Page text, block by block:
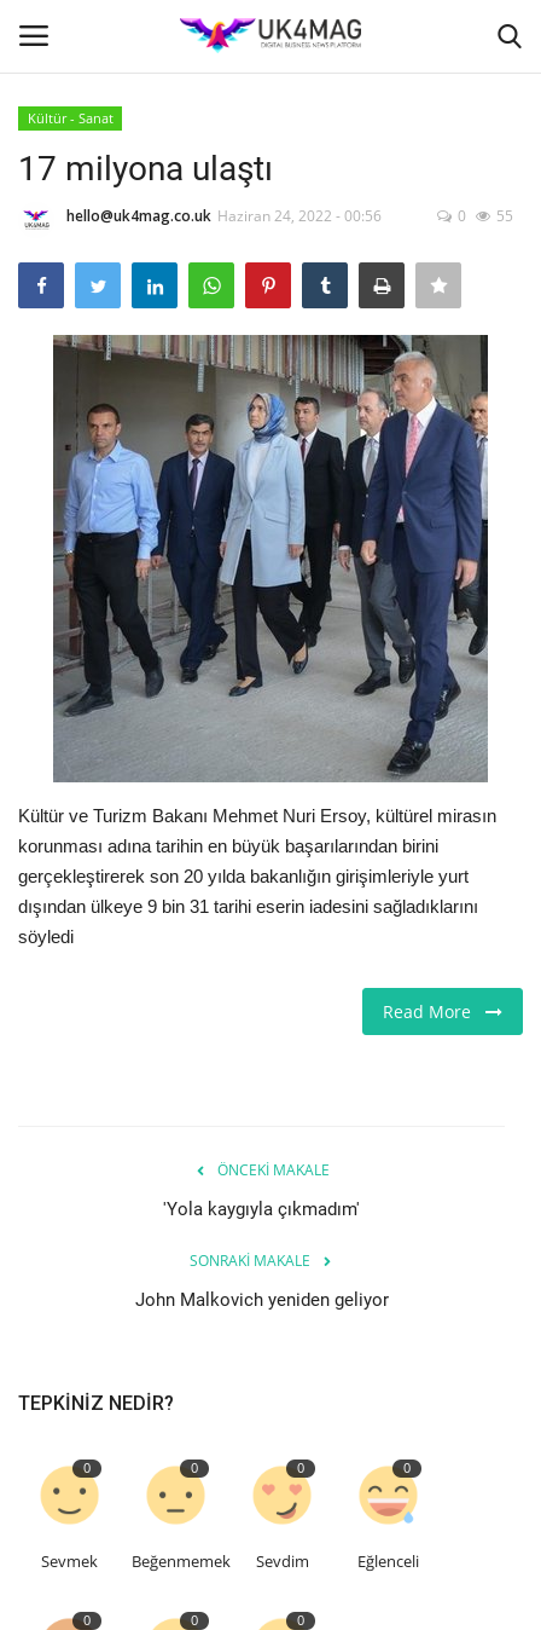
Ana Sayfa
TVNET
TOPLUM
İş Platformu
Londra
İş İlanları
Seri İlanlar
İngiltere
Videolar
Pazaryeri
Kültür - Sanat
İletişim
English Turkish
Kültür - Sanat
17 milyona ulaştı
hello@uk4mag.co.uk Haziran 24, 2022 - 00:56 0 55
Kültür ve Turizm Bakanı Mehmet Nuri Ersoy, kültürel mirasın
korunması adına tarihin en büyük başarılarından birini
gerçekleştirerek son 20 yılda bakanlığın girişimleriyle yurt
dışından ülkeye 9 bin 31 tarihi eserin iadesini sağladıklarını
söyledi
Read More
ÖNCEKI MAKALE
'Yola kaygıyla çıkmadım'
SONRAKI MAKALE
John Malkovich yeniden geliyor
TEPKINIZ NEDIR?
0
Sevmek
0
Beğenmemek
0
Sevdim
0
Eğlenceli
0 0 0